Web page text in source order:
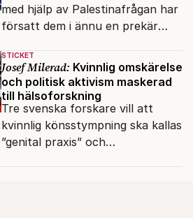
med hjälp av Palestinafrågan har
försatt dem i ännu en prekär
terrorvurm.
STICKET
Josef Milerad: Kvinnlig omskärelse
och politisk aktivism maskerad
till hälsoforskning
Tre svenska forskare vill att
kvinnlig könsstympning ska kallas
”genital praxis” och